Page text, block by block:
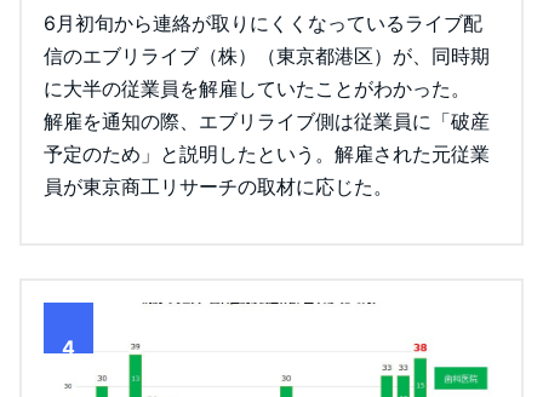
6月初旬から連絡が取りにくくなっているライブ配
信のエブリライブ（株）（東京都港区）が、同時期
に大半の従業員を解雇していたことがわかった。
解雇を通知の際、エブリライブ側は従業員に「破産
予定のため」と説明したという。解雇された元従業
員が東京商工リサーチの取材に応じた。
4